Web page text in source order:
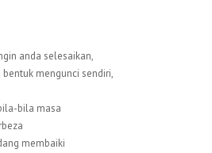
anda selesaikan,
mengunci sendiri,
bila masa
membaiki